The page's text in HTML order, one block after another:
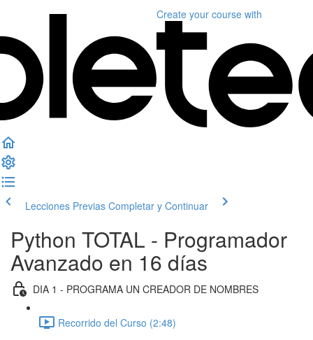
Create your course with
Lecciones Previas Completar y Continuar
Python TOTAL - Programador
Avanzado en 16 días
DIA 1 - PROGRAMA UN CREADOR DE NOMBRES
Recorrido del Curso (2:48)